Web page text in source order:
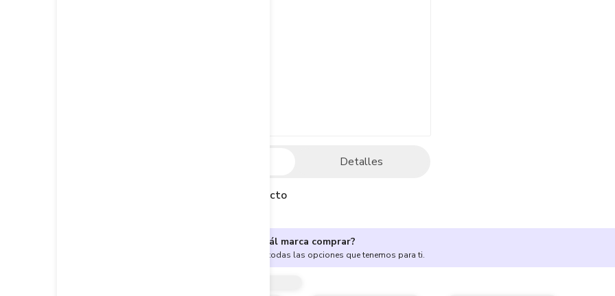
Detalles
Descripción del producto
¿No sabes cuál marca comprar?
Encuentra aquí todas las opciones que tenemos para ti.